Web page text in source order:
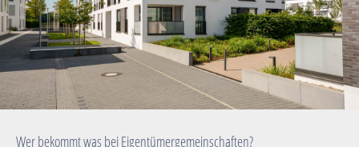
Wer bekommt was bei Eigentümergemeinschaften?